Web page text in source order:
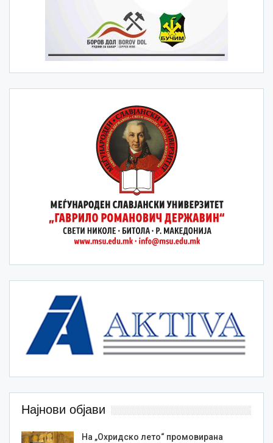
Најнови објави
На „Охридско лето“ промовирана